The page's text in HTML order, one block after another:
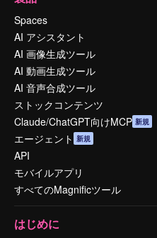
Spaces
AI アシスタント
AI 画像生成ツール
AI 動画生成ツール
AI 音声合成ツール
ストックコンテンツ
Claude/ChatGPT向けMCP 新規
エージェント 新規
API
モバイルアプリ
すべてのMagnificツール
はじめに